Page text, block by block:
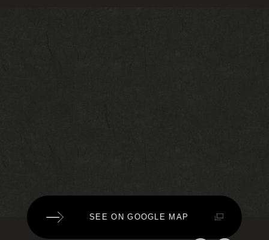
SEE ON GOOGLE MAP